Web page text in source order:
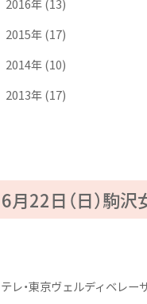
6月22日（日）駒
レ・東京ヴェルディベレー
2016年(13)
2015年(17)
2014年(10)
2013年(17)